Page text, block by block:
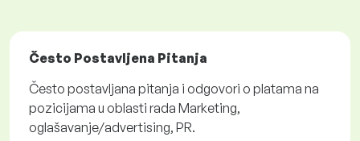
Često Postavljena Pitanja
Često postavljana pitanja i odgovori o platama na
pozicijama u oblasti rada Marketing,
oglašavanje/advertising, PR.